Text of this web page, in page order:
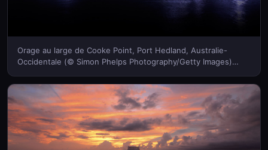
Orage au large de Cooke Point, Port Hedland, Australie-
Occidentale (© Simon Phelps Photography/Getty Images)